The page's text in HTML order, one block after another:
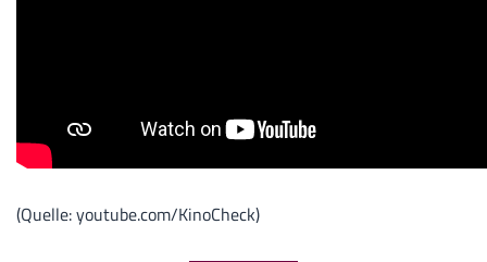
(Quelle: youtube.com/KinoCheck)